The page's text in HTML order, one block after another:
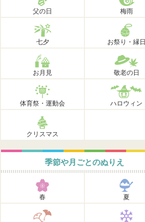
父の日 梅雨
七夕 お祭り・縁日
お月見 敬老の日
体育祭・運動会 ハロウィン
クリスマス
季節や月ごとのぬりえ
春 夏